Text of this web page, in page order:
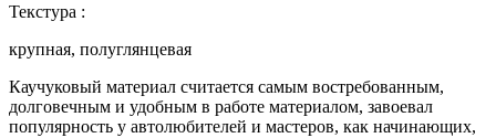
Текстура :
крупная, полуглянцевая
Каучуковый материал считается самым востребованным,
долговечным и удобным в работе материалом, завоевал
популярность у автолюбителей и мастеров, как начинающих,